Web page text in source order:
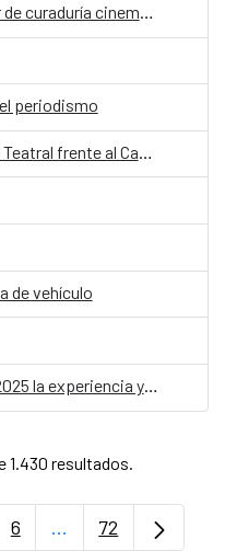
Un oficio constelacional: taller de curaduría cinematográfica
periodismo
Perú celebró el Festival Acción Teatral frente al Cambio Climático
de vehículo
Se presentó en MONDIACULT 2025 la experiencia y actualidad de la Estrategia C+D de la Cooperación Española
1.430 resultados.
Use TAB para
Página
6 ...PáginasPágina
72